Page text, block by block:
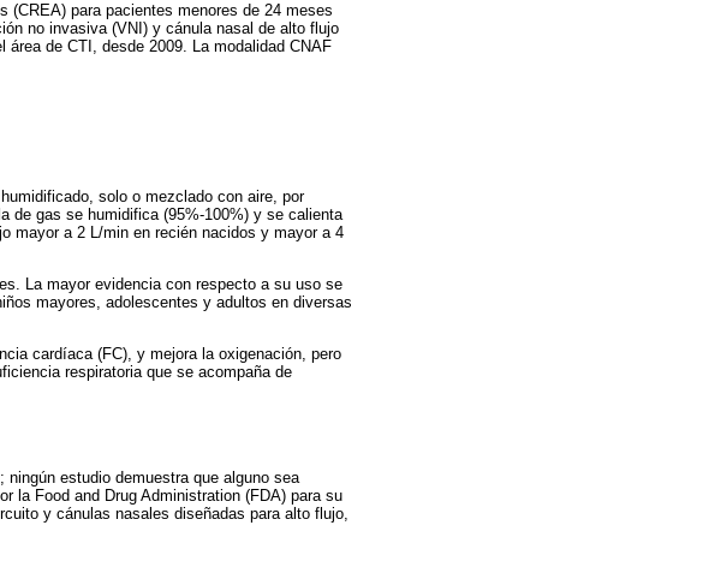
(CREA) para pacientes menores de 24 meses
no invasiva (VNI) y cánula nasal de alto flujo
de CTI, desde 2009. La modalidad CNAF
solo o mezclado con aire, por
de gas se humidifica (95%-100%) y se calienta
mayor a 2 L/min en recién nacidos y mayor a 4
La mayor evidencia con respecto a su uso se
mayores, adolescentes y adultos en diversas
cardíaca (FC), y mejora la oxigenación, pero
respiratoria que se acompaña de
estudio demuestra que alguno sea
la Food and Drug Administration (FDA) para su
y cánulas nasales diseñadas para alto flujo,